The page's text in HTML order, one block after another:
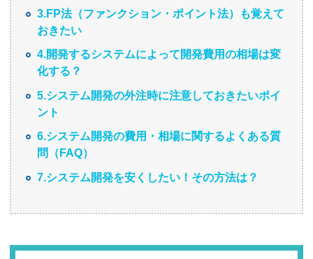
3.FP法（ファンクション・ポイント法）も覚えて
おきたい
4.開発するシステムによって開発費用の相場は変
化する？
5.システム開発の外注時に注意しておきたいポイ
ント
6.システム開発の費用・相場に関するよくある質
問（FAQ）
7.システム開発を安くしたい！その方法は？